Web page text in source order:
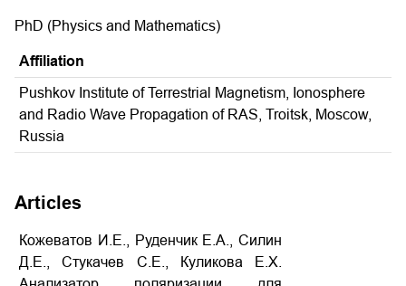
PhD (Physics and Mathematics)
Affiliation
Pushkov Institute of Terrestrial Magnetism, Ionosphere
and Radio Wave Propagation of RAS, Troitsk, Moscow,
Russia
Articles
Кожеватов И.Е., Руденчик Е.А., Силин
Д.Е., Стукачев С.Е., Куликова Е.Х.